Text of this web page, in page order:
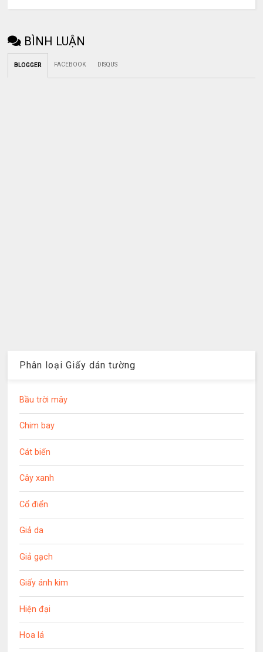
BÌNH LUẬN
BLOGGER FACEBOOK DISQUS
Phân loại Giấy dán tường
Bầu trời mây
Chim bay
Cát biển
Cây xanh
Cổ điển
Giả da
Giả gạch
Giấy ánh kim
Hiện đại
Hoa lá